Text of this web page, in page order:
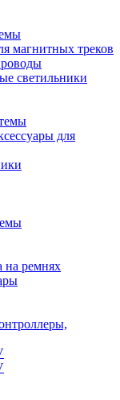
магнитных треков
светильники
для
на ремнях